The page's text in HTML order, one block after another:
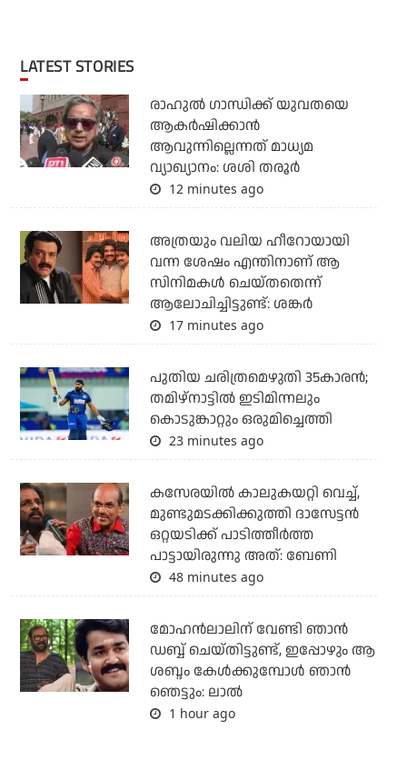
LATEST STORIES
രാഹുല്‍ ഗാന്ധിക്ക് യുവതയെ
ആകര്‍ഷിക്കാന്‍
ആവുന്നില്ലെന്നത് മാധ്യമ
വ്യാഖ്യാനം: ശശി തരൂര്‍
12 minutes ago
അത്രയും വലിയ ഹീറോയായി
വന്ന ശേഷം എന്തിനാണ് ആ
സിനിമകള്‍ ചെയ്തതെന്ന്
ആലോചിച്ചിട്ടുണ്ട്: ശങ്കര്‍
17 minutes ago
പുതിയ ചരിത്രമെഴുതി 35കാരന്‍;
തമിഴ്‌നാട്ടില്‍ ഇടിമിന്നലും
കൊടുങ്കാറ്റും ഒരുമിച്ചെത്തി
23 minutes ago
കസേരയിൽ കാലുകയറ്റി വെച്ച്,
മുണ്ടുമടക്കിക്കുത്തി ദാസേട്ടൻ
ഒറ്റയടിക്ക് പാടിത്തീർത്ത
പാട്ടായിരുന്നു അത്: ബേണി
48 minutes ago
മോഹൻലാലിന് വേണ്ടി ഞാൻ
ഡബ്ബ് ചെയ്തിട്ടുണ്ട്, ഇപ്പോഴും ആ
ശബ്ദം കേൾക്കുമ്പോൾ ഞാൻ
ഞെട്ടും: ലാൽ
1 hour ago